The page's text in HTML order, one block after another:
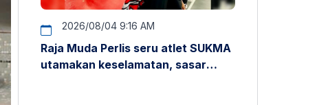
2026/08/04 9:16 AM
Raja Muda Perlis seru atlet SUKMA
utamakan keselamatan, sasar